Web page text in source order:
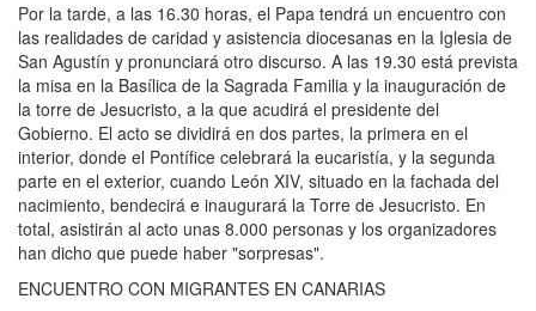
Por la tarde, a las 16.30 horas, el Papa tendrá un encuentro con
las realidades de caridad y asistencia diocesanas en la Iglesia de
San Agustín y pronunciará otro discurso. A las 19.30 está prevista
la misa en la Basílica de la Sagrada Familia y la inauguración de
la torre de Jesucristo, a la que acudirá el presidente del
Gobierno. El acto se dividirá en dos partes, la primera en el
interior, donde el Pontífice celebrará la eucaristía, y la segunda
parte en el exterior, cuando León XIV, situado en la fachada del
nacimiento, bendecirá e inaugurará la Torre de Jesucristo. En
total, asistirán al acto unas 8.000 personas y los organizadores
han dicho que puede haber "sorpresas".
ENCUENTRO CON MIGRANTES EN CANARIAS